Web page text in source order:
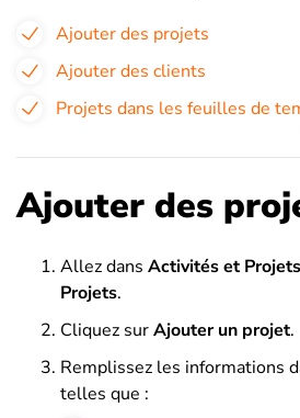
Ajouter des projets
Ajouter des clients
Projets dans les feuilles de
Ajouter des
Allez dans Activités et Projets
Projets.
Cliquez surAjouter un projet.
Remplissez les informations
telles que :